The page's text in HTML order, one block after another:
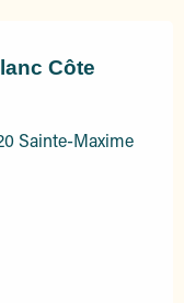
Côte
Sainte-Maxime